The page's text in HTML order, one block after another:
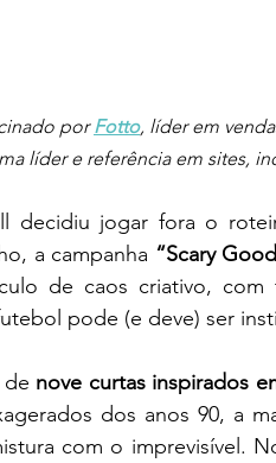
por Fotto, líder em
líder e referência em sites,
decidiu jogar fora o
a campanha “Scary
de caos criativo,
pode (e deve) ser
de nove curtas inspirados
dos anos 90, a
com o imprevisível.